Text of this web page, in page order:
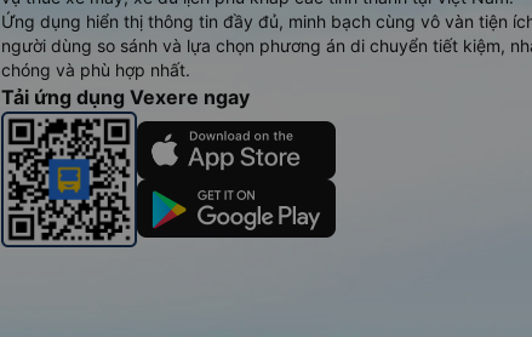
Ứng dụng hiển thị thông tin đầy đủ, minh bạch cùng vô vàn tiện
người dùng so sánh và lựa chọn phương án di chuyển tiết kiệm,
chóng và phù hợp nhất.
Tải ứng dụng Vexere ngay